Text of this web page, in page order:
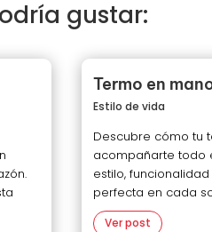
gustar:
Termo en
Estilo de vida
Descubre cómo tu
acompañarte todo
estilo,
perfecta en cada
Ver post